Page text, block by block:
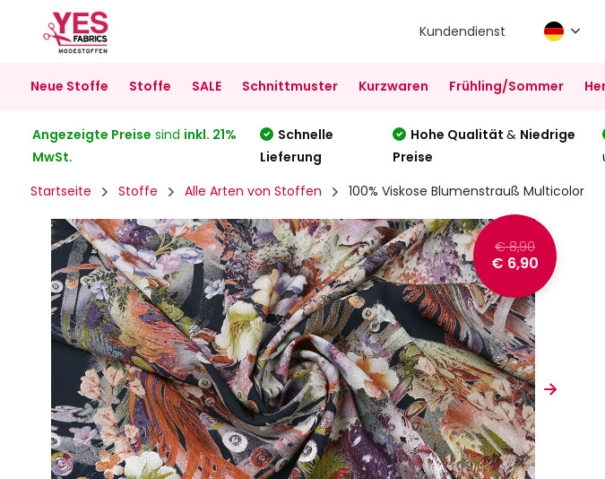
Kundendienst
Neue Stoffe Stoffe SALE Schnittmuster Kurzwaren Frühling/Sommer
Angezeigte Preise sind inkl. 21%
MwSt.
Schnelle
Lieferung
Hohe Qualität& Niedrige
Preise
Startseite Stoffe Alle Arten von Stoffen 100% Viskose Blumenstrauß Multicolor
€ 8,90
€ 6,90